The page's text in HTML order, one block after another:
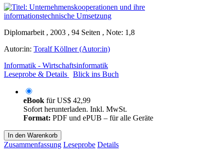
Diplomarbeit , 2003 , 94 Seiten , Note: 1,8
Autor:in: Toralf Köllner (Autor:in)
Informatik - Wirtschaftsinformatik
Leseprobe & Details
Blick ins Buch
eBook fürUS$ 42,99
Sofort herunterladen. Inkl. MwSt.
Format: PDF und ePUB – für alle Geräte
In den Warenkorb
Zusammenfassung Leseprobe Details